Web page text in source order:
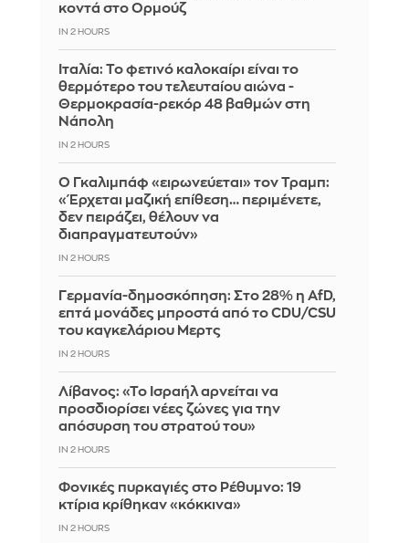
κοντά στο Ορμούζ
IN 2 HOURS
Ιταλία: To φετινό καλοκαίρι είναι το
θερμότερο του τελευταίου αιώνα -
Θερμοκρασία-ρεκόρ 48 βαθμών στη
Νάπολη
IN 2 HOURS
Ο Γκαλιμπάφ «ειρωνεύεται» τον Τραμπ:
«Έρχεται μαζική επίθεση… περιμένετε,
δεν πειράζει, θέλουν να
διαπραγματευτούν»
IN 2 HOURS
Γερμανία-δημοσκόπηση: Στο 28% η AfD,
επτά μονάδες μπροστά από το CDU/CSU
του καγκελάριου Μερτς
IN 2 HOURS
Λίβανος: «Το Ισραήλ αρνείται να
προσδιορίσει νέες ζώνες για την
απόσυρση του στρατού του»
IN 2 HOURS
Φονικές πυρκαγιές στο Ρέθυμνο: 19
κτίρια κρίθηκαν «κόκκινα»
IN 2 HOURS